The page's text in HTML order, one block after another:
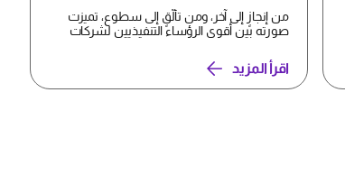
Local لعام 2025
من إنجازٍ إلى آخر، ومن تألّقٍ إلى سطوع، تميزت
صورته بين أقوى الرؤساء التنفيذيين لشركات
اقرأ المزيد